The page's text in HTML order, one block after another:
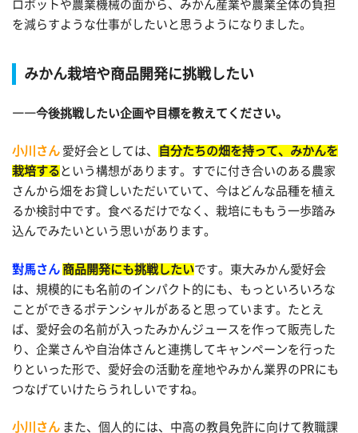
ロボットや農業機械の面から、みかん産業や農業全体の負担
を減らすような仕事がしたいと思うようになりました。
みかん栽培や商品開発に挑戦したい
――今後挑戦したい企画や目標を教えてください。
小川さん 愛好会としては、
自分たちの畑を持って、みかんを
栽培する という構想があります。すでに付き合いのある農家
さんから畑をお貸しいただいていて、今はどんな品種を植え
るか検討中です。食べるだけでなく、栽培にももう一歩踏み
込んでみたいという思いがあります。
對馬さん 商品開発にも挑戦したいです。東大みかん愛好会
は、規模的にも名前のインパクト的にも、もっといろいろな
ことができるポテンシャルがあると思っています。たとえ
ば、愛好会の名前が入ったみかんジュースを作って販売した
り、企業さんや自治体さんと連携してキャンペーンを行った
りといった形で、愛好会の活動を産地やみかん業界のPRにも
つなげていけたらうれしいですね。
小川さん また、個人的には、中高の教員免許に向けて教職課